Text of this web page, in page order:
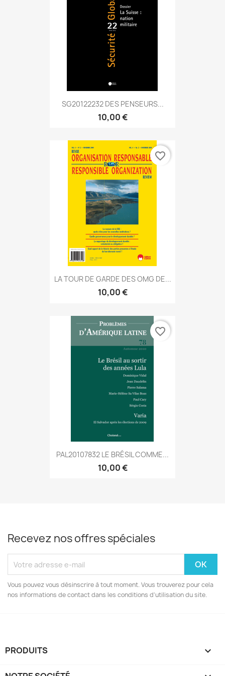
SG20122232 DES PENSEURS...
10,00 €
LA TOUR DE GARDE DES OMG DE...
10,00 €
favorite_border
PAL20107832 LE BRÉSIL COMME...
10,00 €
favorite_border
Recevez nos offres spéciales
Vous pouvez vous désinscrire à tout moment. Vous trouverez pour cela
nos informations de contact dans les conditions d'utilisation du site.
PRODUITS 